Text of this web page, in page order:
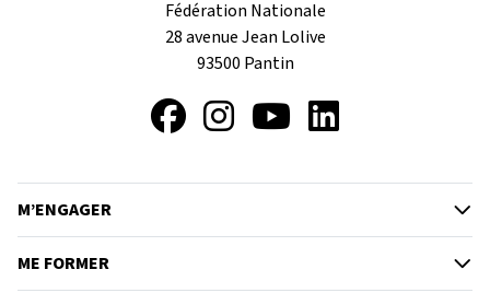
Fédération Nationale
28 avenue Jean Lolive
93500 Pantin
FacebookInstagramYouTube
M’ENGAGER
ME FORMER